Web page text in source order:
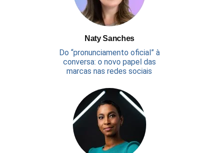
Naty Sanches
Do “pronunciamento oficial” à
conversa: o novo papel das
marcas nas redes sociais